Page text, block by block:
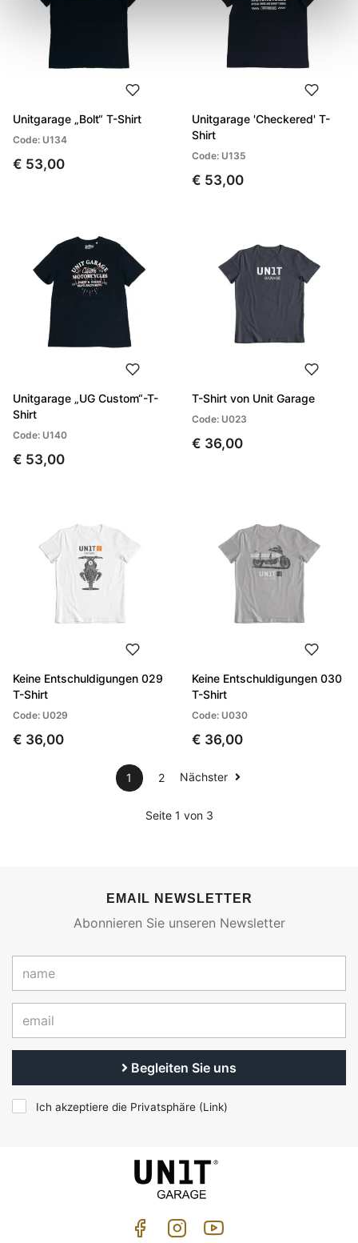
Unitgarage „Bolt“ T-Shirt
Code: U134
€ 53,00
Unitgarage 'Checkered' T-
Shirt
Code: U135
€ 53,00
Unitgarage „UG Custom“-T-
Shirt
Code: U140
€ 53,00
T-Shirt von Unit Garage
Code: U023
€ 36,00
Keine Entschuldigungen 029
T-Shirt
Code: U029
€ 36,00
Keine Entschuldigungen 030
T-Shirt
Code: U030
€ 36,00
1 2 Nächster
Seite 1 von 3
EMAIL NEWSLETTER
Abonnieren Sie unseren Newsletter
Begleiten Sie uns
Ich akzeptiere die Privatsphäre (Link)